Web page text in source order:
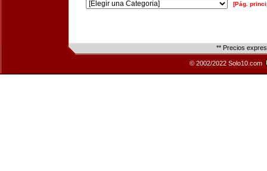
[Pág.
** Precios
© 2002/2022 Solo10.com